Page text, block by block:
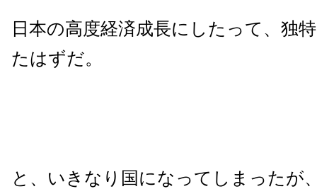
日本の高度経済成長にしたって、独
たはずだ。
と、いきなり国になってしまったが